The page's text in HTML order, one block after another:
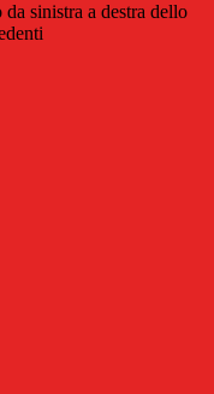
sinistra a destra dello